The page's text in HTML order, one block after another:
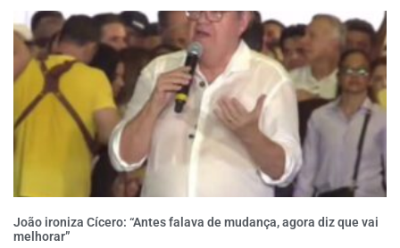
João ironiza Cícero: “Antes falava de mudança, agora diz que vai
melhorar”